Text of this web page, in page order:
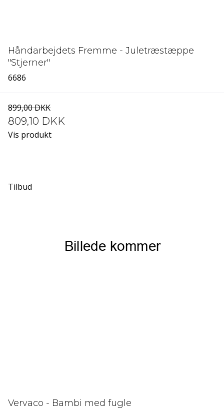
Håndarbejdets Fremme - Juletræstæppe
"Stjerner"
6686
899,00 DKK
809,10 DKK
Vis produkt
Tilbud
Vervaco - Bambi med fugle